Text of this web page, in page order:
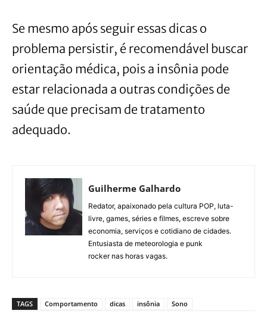
Se mesmo após seguir essas dicas o
problema persistir, é recomendável buscar
orientação médica, pois a insônia pode
estar relacionada a outras condições de
saúde que precisam de tratamento
adequado.
Guilherme Galhardo
Redator, apaixonado pela cultura POP, luta-
livre, games, séries e filmes, escreve sobre
economia, serviços e cotidiano de cidades.
Entusiasta de meteorologia e punk
rocker nas horas vagas.
TAGS Comportamento dicas insônia Sono